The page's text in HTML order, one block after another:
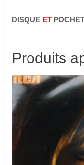
DISQUE ET
Produits